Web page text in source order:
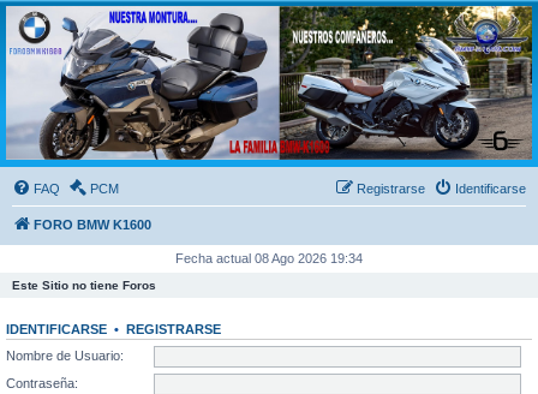
FORO BMW K1600
FORO de MOTOS BMW
FAQ PCM Identificarse
Registrarse
FORO BMW K1600
Fecha actual 08 Ago 2026 19:34
Este Sitio no tiene Foros
IDENTIFICARSE • REGISTRARSE
Nombre de Usuario:
Contraseña: